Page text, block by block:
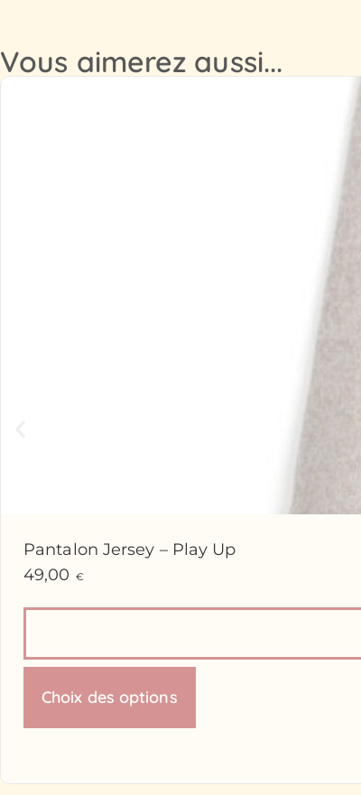
Vous aimerez aussi...
Pantalon Jersey – Play Up
49,00 €
Choix des options